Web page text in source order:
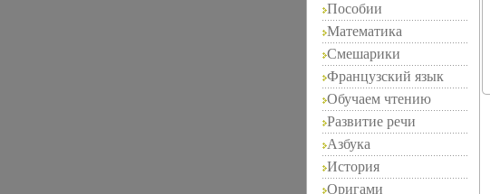
Пособии
Математика
Смешарики
Французский язык
Обучаем чтению
Развитие речи
Азбука
История
Оригами